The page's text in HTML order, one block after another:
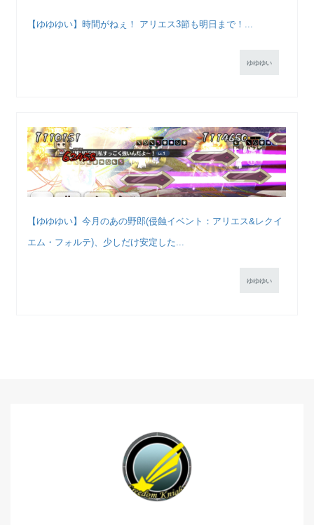
【ゆゆゆい】時間がねぇ！ アリエス3節も明日まで！...
ゆゆゆい
【ゆゆゆい】今月のあの野郎(侵蝕イベント：アリエス&レクイ
エム・フォルテ)、少しだけ安定した...
ゆゆゆい